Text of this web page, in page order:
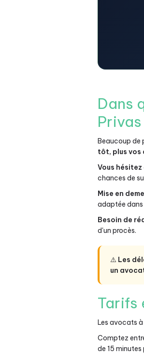
Dans
Privas
Beaucoup de
tôt, plus vos
Vous hésitez
chances de
Mise en
adaptée dans
Besoin de
d'un procès.
⚠️ Les
un
Tarifs
Les avocats
Comptez
de 15